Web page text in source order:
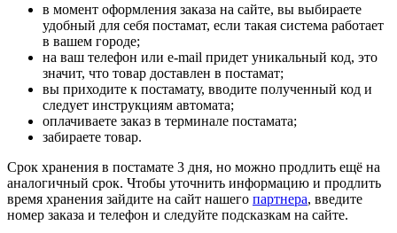
в момент оформления заказа на сайте, вы выбираете
удобный для себя постамат, если такая система работает
в вашем городе;
на ваш телефон или e-mail придет уникальный код, это
значит, что товар доставлен в постамат;
вы приходите к постамату, вводите полученный код и
следует инструкциям автомата;
оплачиваете заказ в терминале постамата;
забираете товар.
Срок хранения в постамате 3 дня, но можно продлить ещё на
аналогичный срок. Чтобы уточнить информацию и продлить
время хранения зайдите на сайт нашего партнера, введите
номер заказа и телефон и следуйте подсказкам на сайте.